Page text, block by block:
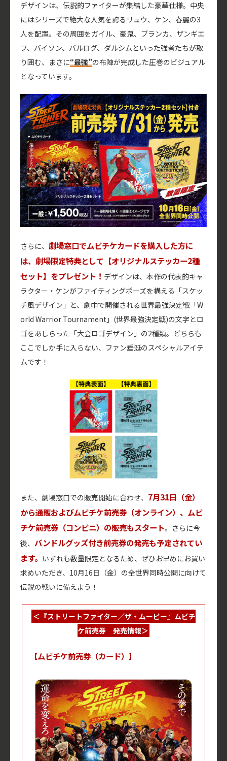
デザインは、伝説的ファイターが集結した豪華仕様。中央
にはシリーズで絶大な人気を誇るリュウ、ケン、春麗の3
人を配置。その周囲をガイル、豪鬼、ブランカ、ザンギエ
フ、バイソン、バルログ、ダルシムといった強者たちが取
り囲む、まさに“最強”の布陣が完成した圧巻のビジュアル
となっています。
さらに、 劇場窓口でムビチケカードを購入した方に
は、劇場限定特典として【オリジナルステッカー2種
セット】をプレゼント！ デザインは、本作の代表的キャ
ラクター・ケンがファイティングポーズを構える「スケッ
チ風デザイン」と、劇中で開催される世界最強決定戦「W
orld Warrior Tournament」(世界最強決定戦)の文字とロ
ゴをあしらった「大会ロゴデザイン」の2種類。どちらも
ここでしか手に入らない、ファン垂涎のスペシャルアイテ
ムです！
また、劇場窓口での販売開始に合わせ、 7月31日（金）
から通販およびムビチケ前売券（オンライン）、ムビ
チケ前売券（コンビニ）の販売もスタート。さらに今
後、 バンドルグッズ付き前売券の発売も予定されてい
ます。 いずれも数量限定となるため、ぜひお早めにお買い
求めいただき、10月16日（金）の全世界同時公開に向けて
伝説の戦いに備えよう！
＜『ストリートファイター／ザ・ムービー』ムビチ
ケ前売券 発売情報＞
【ムビチケ前売券（カード）】